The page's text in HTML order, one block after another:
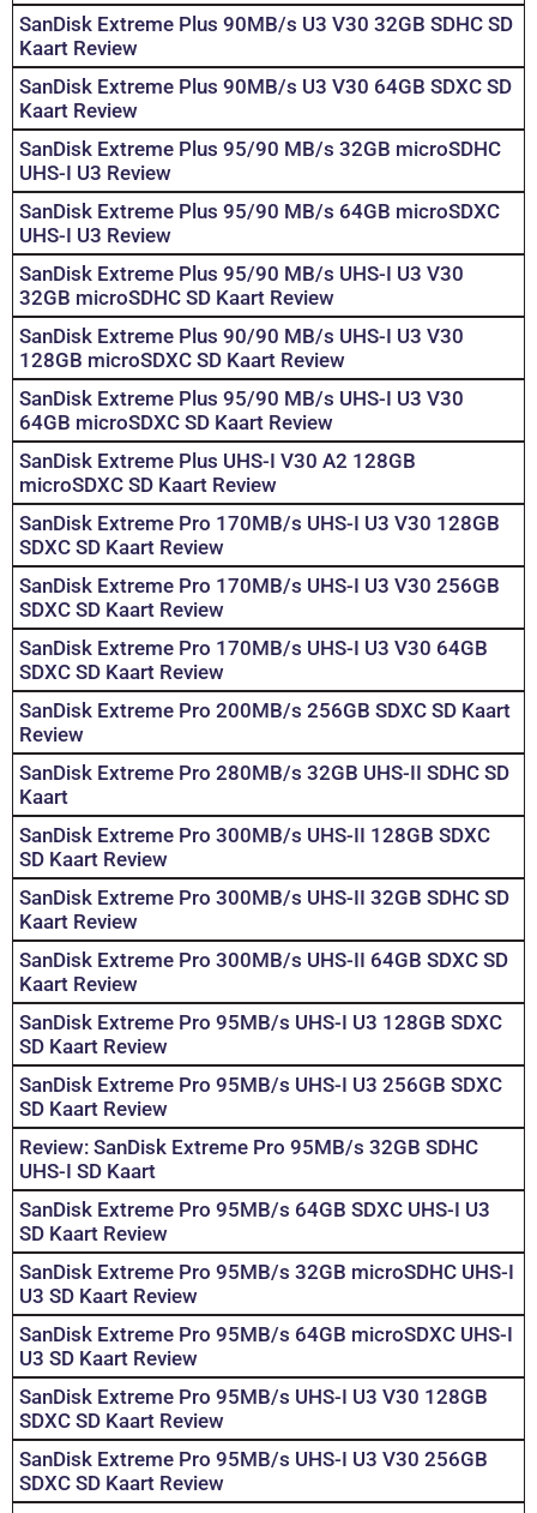
SanDisk Extreme Plus 90MB/s U3 V30 32GB SDHC SD
Kaart Review
SanDisk Extreme Plus 90MB/s U3 V30 64GB SDXC SD
Kaart Review
SanDisk Extreme Plus 95/90 MB/s 32GB microSDHC
UHS-I U3 Review
SanDisk Extreme Plus 95/90 MB/s 64GB microSDXC
UHS-I U3 Review
SanDisk Extreme Plus 95/90 MB/s UHS-I U3 V30
32GB microSDHC SD Kaart Review
SanDisk Extreme Plus 90/90 MB/s UHS-I U3 V30
128GB microSDXC SD Kaart Review
SanDisk Extreme Plus 95/90 MB/s UHS-I U3 V30
64GB microSDXC SD Kaart Review
SanDisk Extreme Plus UHS-I V30 A2 128GB
microSDXC SD Kaart Review
SanDisk Extreme Pro 170MB/s UHS-I U3 V30 128GB
SDXC SD Kaart Review
SanDisk Extreme Pro 170MB/s UHS-I U3 V30 256GB
SDXC SD Kaart Review
SanDisk Extreme Pro 170MB/s UHS-I U3 V30 64GB
SDXC SD Kaart Review
SanDisk Extreme Pro 200MB/s 256GB SDXC SD Kaart
Review
SanDisk Extreme Pro 280MB/s 32GB UHS-II SDHC SD
Kaart
SanDisk Extreme Pro 300MB/s UHS-II 128GB SDXC
SD Kaart Review
SanDisk Extreme Pro 300MB/s UHS-II 32GB SDHC SD
Kaart Review
SanDisk Extreme Pro 300MB/s UHS-II 64GB SDXC SD
Kaart Review
SanDisk Extreme Pro 95MB/s UHS-I U3 128GB SDXC
SD Kaart Review
SanDisk Extreme Pro 95MB/s UHS-I U3 256GB SDXC
SD Kaart Review
Review: SanDisk Extreme Pro 95MB/s 32GB SDHC
UHS-I SD Kaart
SanDisk Extreme Pro 95MB/s 64GB SDXC UHS-I U3
SD Kaart Review
SanDisk Extreme Pro 95MB/s 32GB microSDHC UHS-I
U3 SD Kaart Review
SanDisk Extreme Pro 95MB/s 64GB microSDXC UHS-I
U3 SD Kaart Review
SanDisk Extreme Pro 95MB/s UHS-I U3 V30 128GB
SDXC SD Kaart Review
SanDisk Extreme Pro 95MB/s UHS-I U3 V30 256GB
SDXC SD Kaart Review